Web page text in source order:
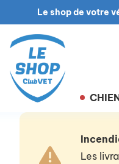
Le shop de votre
Les